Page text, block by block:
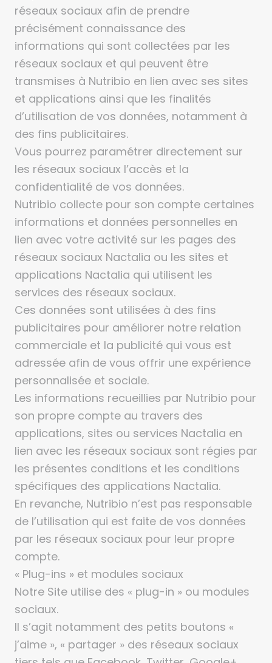
réseaux sociaux afin de prendre
précisément connaissance des
informations qui sont collectées par les
réseaux sociaux et qui peuvent être
transmises à Nutribio en lien avec ses sites
et applications ainsi que les finalités
d’utilisation de vos données, notamment à
des fins publicitaires.
Vous pourrez paramétrer directement sur
les réseaux sociaux l’accès et la
confidentialité de vos données.
Nutribio collecte pour son compte certaines
informations et données personnelles en
lien avec votre activité sur les pages des
réseaux sociaux Nactalia ou les sites et
applications Nactalia qui utilisent les
services des réseaux sociaux.
Ces données sont utilisées à des fins
publicitaires pour améliorer notre relation
commerciale et la publicité qui vous est
adressée afin de vous offrir une expérience
personnalisée et sociale.
Les informations recueillies par Nutribio pour
son propre compte au travers des
applications, sites ou services Nactalia en
lien avec les réseaux sociaux sont régies par
les présentes conditions et les conditions
spécifiques des applications Nactalia.
En revanche, Nutribio n’est pas responsable
de l’utilisation qui est faite de vos données
par les réseaux sociaux pour leur propre
compte.
« Plug-ins » et modules sociaux
Notre Site utilise des « plug-in » ou modules
sociaux.
Il s’agit notamment des petits boutons «
j’aime », « partager » des réseaux sociaux